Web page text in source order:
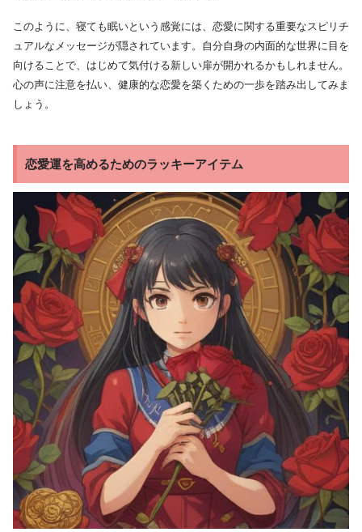
このように、寝ても眠いという感覚には、恋愛に関する重要なスピリチ
ュアルなメッセージが隠されています。自分自身の内面的な世界に目を
向けることで、はじめて気付ける新しい扉が開かれるかもしれません。
心の声に注意を払い、健康的な恋愛を築くための一歩を踏み出してみま
しょう。
恋愛運を高めるためのラッキーアイテム